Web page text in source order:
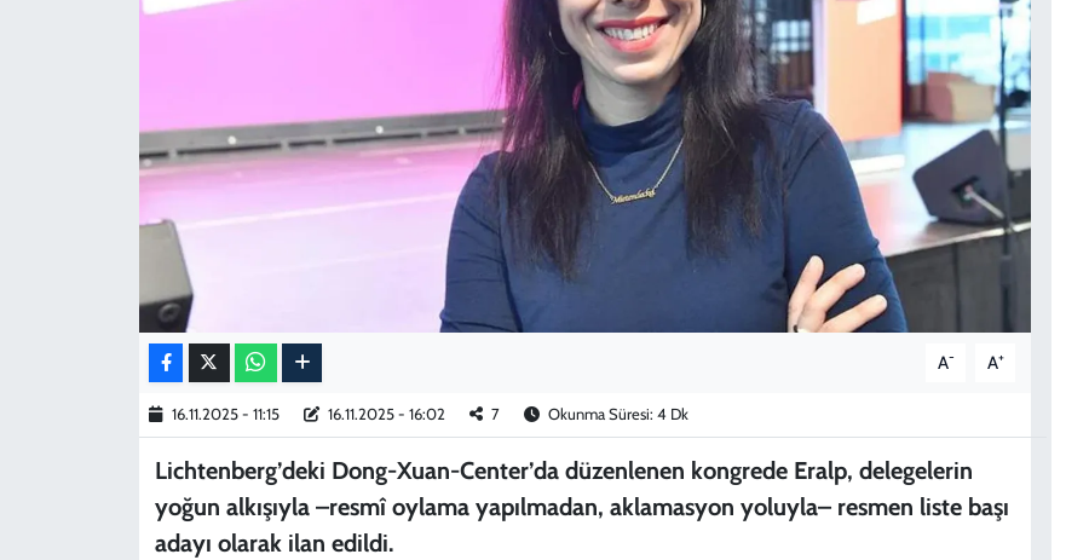
A- A+
16.11.2025 - 11:15 16.11.2025 - 16:02 7 Okunma Süresi: 4 Dk
Lichtenberg’deki Dong-Xuan-Center’da düzenlenen kongrede Eralp, delegelerin
yoğun alkışıyla –resmî oylama yapılmadan, aklamasyon yoluyla– resmen liste başı
adayı olarak ilan edildi.
YAZARLAR